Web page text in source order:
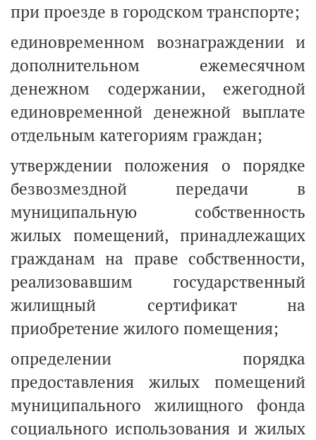
при проезде в городском транспорте;
единовременном вознаграждении и
дополнительном ежемесячном
денежном содержании, ежегодной
единовременной денежной выплате
отдельным категориям граждан;
утверждении положения о порядке
безвозмездной передачи в
муниципальную собственность
жилых помещений, принадлежащих
гражданам на праве собственности,
реализовавшим государственный
жилищный сертификат на
приобретение жилого помещения;
определении порядка
предоставления жилых помещений
муниципального жилищного фонда
социального использования и жилых